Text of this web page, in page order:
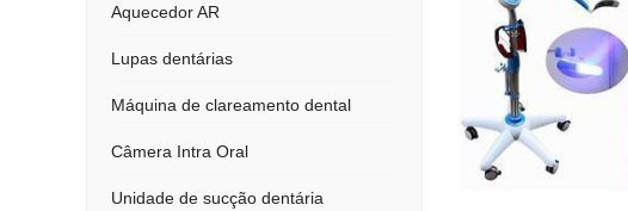
Aquecedor AR
Lupas dentárias
Máquina de clareamento dental
Câmera Intra Oral
Unidade de sucção dentária